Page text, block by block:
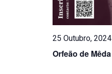
Orfeão de Mêda
25 Outubro, 2024